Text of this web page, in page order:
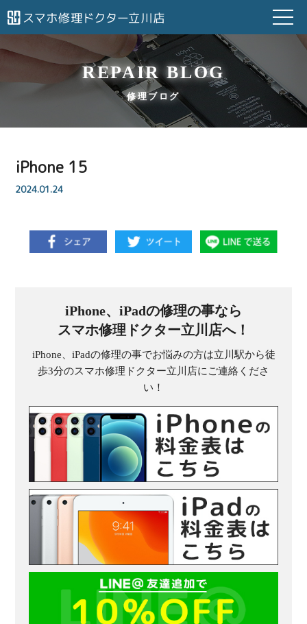
REPAIR BLOG
修理ブログ
iPhone 15
2024.01.24
iPhone、iPadの修理の事なら
スマホ修理ドクター立川店へ！
iPhone、iPadの修理の事でお悩みの方は立川駅から徒
歩3分のスマホ修理ドクター立川店にご連絡くださ
い！